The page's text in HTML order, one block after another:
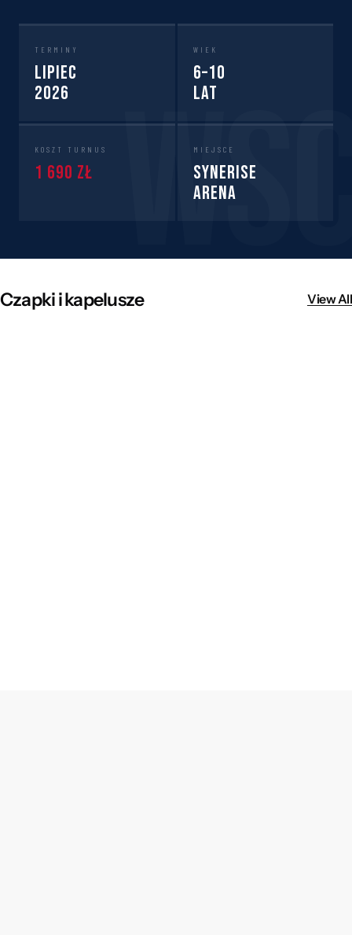
TERMINY
Lipiec
2026
WIEK
6–10
lat
KOSZT TURNUS
1 690 zł
MIEJSCE
Synerise
Arena
Czapki i kapelusze View All